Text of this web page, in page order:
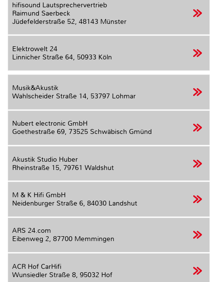
hifisound Lautsprechervertrieb
Raimund Saerbeck
Jüdefelderstraße 52, 48143 Münster
Elektrowelt 24
Linnicher Straße 64, 50933 Köln
Musik&Akustik
Wahlscheider Straße 14, 53797 Lohmar
Nubert electronic GmbH
Goethestraße 69, 73525 Schwäbisch Gmünd
Akustik Studio Huber
Rheinstraße 15, 79761 Waldshut
M & K Hifi GmbH
Neidenburger Straße 6, 84030 Landshut
ARS 24.com
Eibenweg 2, 87700 Memmingen
ACR Hof CarHifi
Wunsiedler Straße 8, 95032 Hof